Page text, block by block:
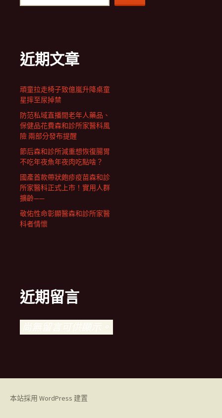
近期文章
頑童拉走椅子致億嵐升降桌童
星摔至尿掉禁
防范私域直播間老年人藥品、
保健品花費森和診所家醫科風
險 兩部分發布提醒
節后森和診所減重想恢復腸胃
不吃年夜魚年夜肉吃點啥？
國產首款帶狀皰疹疫苗森和診
所家醫科正式上市！實用人群
擴齡——
敬佑性命彰顯醫森和診所家醫
科者情懷
近期留言
尚無留言可供顯示。
本站採用 WordPress 建置